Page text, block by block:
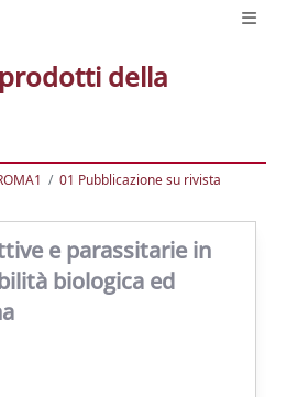
della
01 Pubblicazione su rivista
e parassitarie in
biologica ed